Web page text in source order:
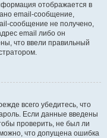
отображается в
email-сообщение,
сообщение не получено,
email либо он
что ввели правильный
всего убедитесь, что
Если данные введены
проверить, не был ли
что допущена ошибка